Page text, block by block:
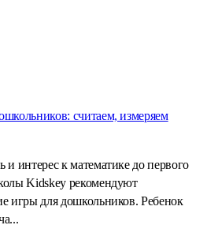
считаем, измеряем
интерес к математике до первого
Kidskey рекомендуют
игры для дошкольников. Ребенок